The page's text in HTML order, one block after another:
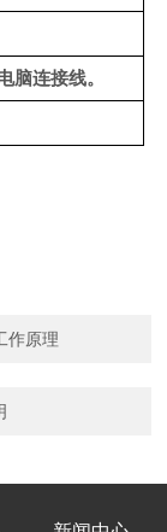
脑连接线。
作原理